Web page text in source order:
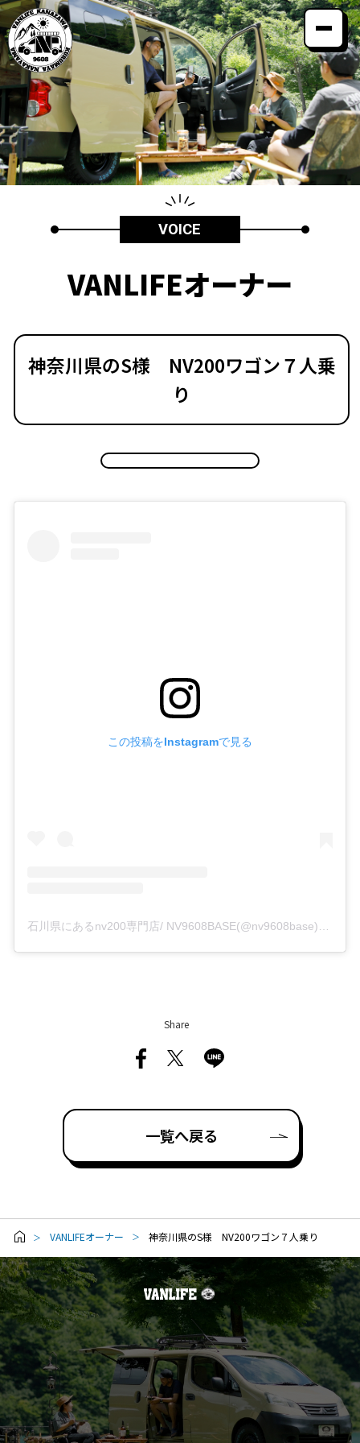
コンセプト カスタムメニュー
納車までの流れ VANLIFEオーナー
よくある質問 最新情報
会社案内
お電話でのお問い合わせ
0120-40-9608
VOICE
VANLIFEオーナー
神奈川県のS様 NV200ワゴン７人乗
り
この投稿をInstagramで見る
石川県にあるnv200専門店/ NV9608BASE(@nv9608base)がシェアした投稿
Share
一覧へ戻る
VANLIFEオーナー 神奈川県のS様 NV200ワゴン７人乗り